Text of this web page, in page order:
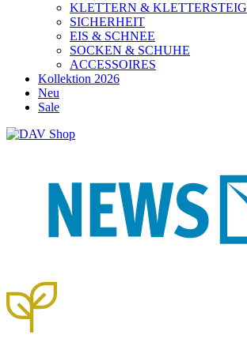
KLETTERN & KLETTERSTEIG
SICHERHEIT
EIS & SCHNEE
SOCKEN & SCHUHE
ACCESSOIRES
Kollektion 2026
Neu
Sale